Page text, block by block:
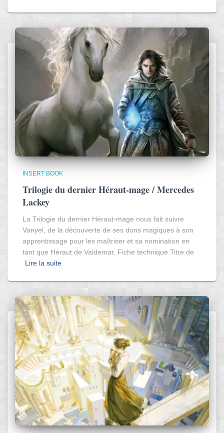
INSERT BOOK
Trilogie du dernier Héraut-mage / Mercedes
Lackey
La Trilogie du dernier Héraut-mage nous fait suivre
Vanyel, de la découverte de ses dons magiques à son
apprentissage pour les maîtriser et sa nomination en
tant que Héraut de Valdemar. Fiche technique Titre de
Lire la suite